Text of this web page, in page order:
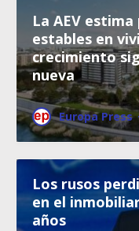
La AEV
estables en
crecimiento
nueva
Europa Press
Los rusos
en el
años